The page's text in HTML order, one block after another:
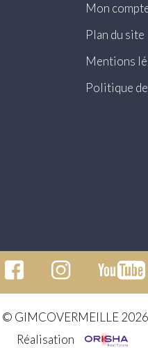
Mon
Plan du site
Mentions
Politique
© GIMCOVERMEILLE 2026
Réalisation